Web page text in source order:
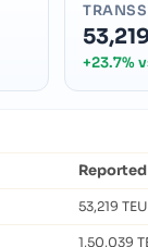
+23.7%
53,219 TEU
1,50,039